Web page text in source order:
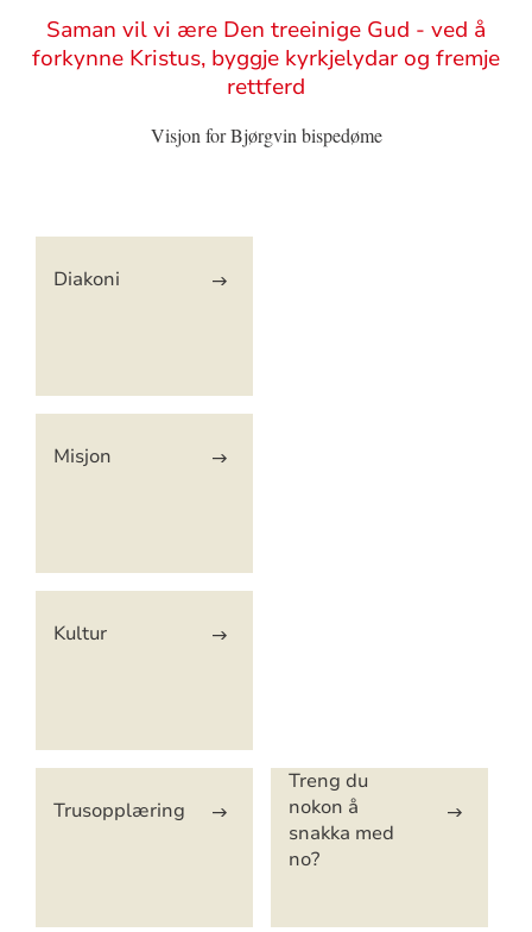
Sitat
Saman vil vi ære Den treeinige Gud - ved å
forkynne Kristus, byggje kyrkjelydar og fremje
rettferd
Visjon for Bjørgvin bispedøme
Diakoni
Misjon
Kultur
Trusopplæring
Treng du
nokon å
snakka med
no?